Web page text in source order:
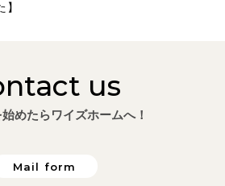
us
めたらワイズホームへ！
Mail form